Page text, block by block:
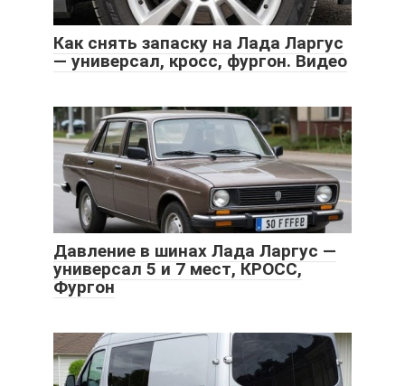
Как снять запаску на Лада Ларгус
— универсал, кросс, фургон. Видео
Давление в шинах Лада Ларгус —
универсал 5 и 7 мест, КРОСС,
Фургон